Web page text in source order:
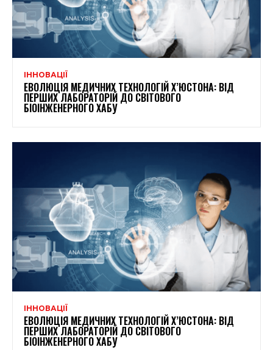
ІННОВАЦІЇ
ЕВОЛЮЦІЯ МЕДИЧНИХ ТЕХНОЛОГІЙ Х’ЮСТОНА: ВІД
ПЕРШИХ ЛАБОРАТОРІЙ ДО СВІТОВОГО
БІОІНЖЕНЕРНОГО ХАБУ
ІННОВАЦІЇ
ЕВОЛЮЦІЯ МЕДИЧНИХ ТЕХНОЛОГІЙ Х’ЮСТОНА: ВІД
ПЕРШИХ ЛАБОРАТОРІЙ ДО СВІТОВОГО
БІОІНЖЕНЕРНОГО ХАБУ